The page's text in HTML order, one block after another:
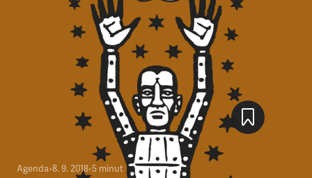
Agenda•8. 9. 2018•5 minut